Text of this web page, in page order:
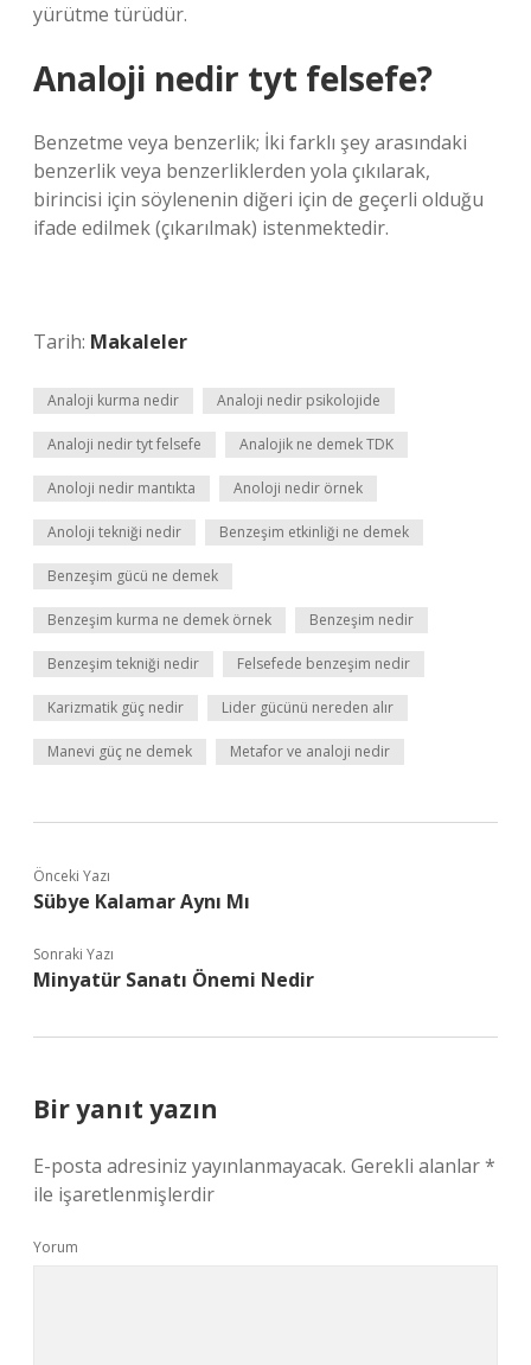
yürütme türüdür.
Analoji nedir tyt felsefe?
Benzetme veya benzerlik; İki farklı şey arasındaki
benzerlik veya benzerliklerden yola çıkılarak,
birincisi için söylenenin diğeri için de geçerli olduğu
ifade edilmek (çıkarılmak) istenmektedir.
Tarih: Makaleler
Analoji kurma nedir Analoji nedir psikolojide
Analoji nedir tyt felsefe Analojik ne demek TDK
Anoloji nedir mantıkta Anoloji nedir örnek
Anoloji tekniği nedir Benzeşim etkinliği ne demek
Benzeşim gücü ne demek
Benzeşim kurma ne demek örnek Benzeşim nedir
Benzeşim tekniği nedir Felsefede benzeşim nedir
Karizmatik güç nedir Lider gücünü nereden alır
Manevi güç ne demek Metafor ve analoji nedir
Önceki Yazı
Sübye Kalamar Aynı Mı
Sonraki Yazı
Minyatür Sanatı Önemi Nedir
Bir yanıt yazın
E-posta adresiniz yayınlanmayacak. Gerekli alanlar*
ile işaretlenmişlerdir
Yorum